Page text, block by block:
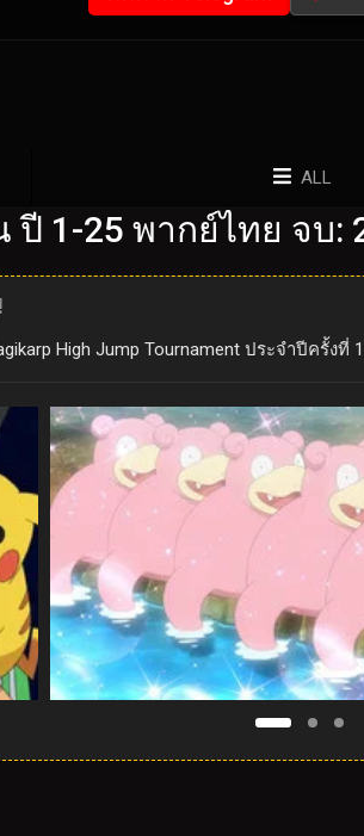
ALL
ปี 1-25 พากย์ไทย จบ:
High Jump Tournament ประจำปีครั้ง